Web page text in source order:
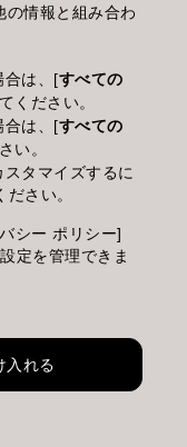
意
13:00-17:00)
4
Division.
and their clients.
の情報と組み合わ
合は、[すべての
ください。
合は、[すべての
い。
タマイズするに
さい。
シー ポリシー]
定を管理できま
入れる